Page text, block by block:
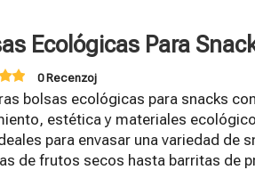
Ecológicas Para
0 Recenzoj
bolsas ecológicas para snacks
estética y materiales
para envasar una variedad de
de frutos secos hasta barritas de